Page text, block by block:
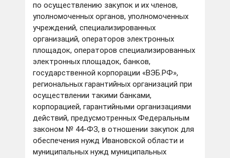
по осуществлению закупок и их членов,
уполномоченных органов, уполномоченных
учреждений, специализированных
организаций, операторов электронных
площадок, операторов специализированных
электронных площадок, банков,
государственной корпорации «ВЭБ.РФ»,
региональных гарантийных организаций при
осуществлении такими банками,
корпорацией, гарантийными организациями
действий, предусмотренных Федеральным
законом № 44-ФЗ, в отношении закупок для
обеспечения нужд Ивановской области и
муниципальных нужд муниципальных